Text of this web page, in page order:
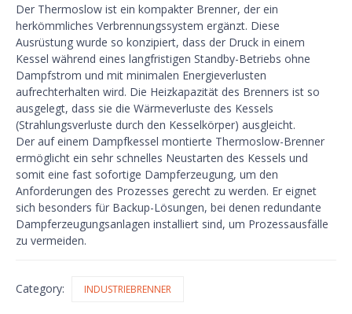
Der Thermoslow ist ein kompakter Brenner, der ein
herkömmliches Verbrennungssystem ergänzt. Diese
Ausrüstung wurde so konzipiert, dass der Druck in einem
Kessel während eines langfristigen Standby-Betriebs ohne
Dampfstrom und mit minimalen Energieverlusten
aufrechterhalten wird. Die Heizkapazität des Brenners ist so
ausgelegt, dass sie die Wärmeverluste des Kessels
(Strahlungsverluste durch den Kesselkörper) ausgleicht.
Der auf einem Dampfkessel montierte Thermoslow-Brenner
ermöglicht ein sehr schnelles Neustarten des Kessels und
somit eine fast sofortige Dampferzeugung, um den
Anforderungen des Prozesses gerecht zu werden. Er eignet
sich besonders für Backup-Lösungen, bei denen redundante
Dampferzeugungsanlagen installiert sind, um Prozessausfälle
zu vermeiden.
Category: INDUSTRIEBRENNER